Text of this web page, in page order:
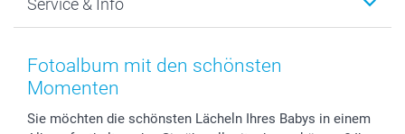
Fotoabzüge, Fotos als Buch & Poster
Zubehör & Material
Foto-Kalender & Agenden
Geschenk-Gutscheine (PDF)
Datenschutz
AGB
Impressum
Partnerprogramme
Neujahr
Muttertag
Vatertag
Hochzeit
Service & Info
Preise und Versandkosten
Lieferfristen
Zahlungsmöglichkeiten
Fotoalbum mit den schönsten
Momenten
Sie möchten die schönsten Lächeln Ihres Babys in einem